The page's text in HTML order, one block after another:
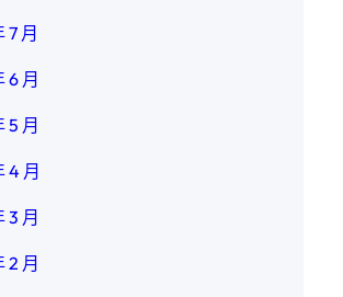
7 月
6 月
5 月
4 月
3 月
2 月